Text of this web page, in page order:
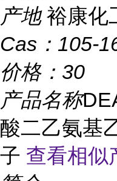
产地 裕康化
Cas： 105-
价格： 30
产品名称
酸二乙氨基
子 查看相